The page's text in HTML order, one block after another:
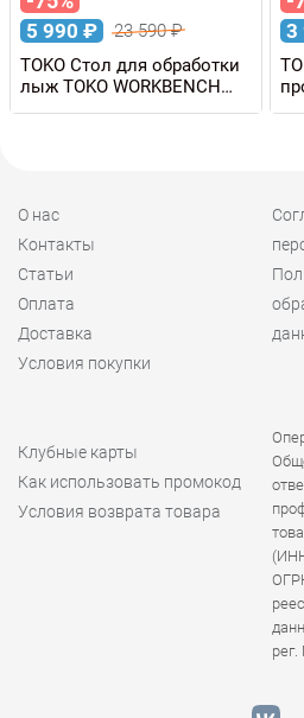
5 990 ₽ 23 590₽
TOKO Стол для обработки
лыж TOKO WORKBENCH
EXPRESS 110 х 25 см,
3
О нас
Контакты
Статьи
Оплата
Доставка
Условия покупки
Клубные карты
Как использовать промокод
Условия возврата товара